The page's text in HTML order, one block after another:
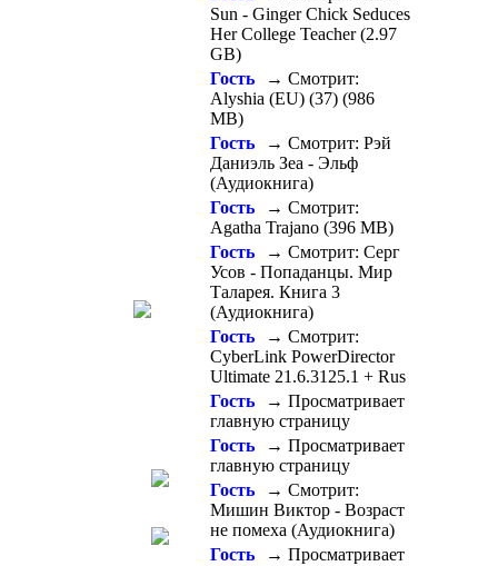
Sun - Ginger Chick Seduces
Her College Teacher (2.97
GB)
Гость
→ Смотрит:
Alyshia (EU) (37) (986
MB)
Гость
→ Смотрит: Рэй
Даниэль Зеа - Эльф
(Аудиокнига)
Гость
→ Смотрит:
Agatha Trajano (396 MB)
Гость
→ Смотрит: Серг
Усов - Попаданцы. Мир
Таларея. Книга 3
(Аудиокнига)
Гость
→ Смотрит:
CyberLink PowerDirector
Ultimate 21.6.3125.1 + Rus
Гость
→ Просматривает
главную страницу
Гость
→ Просматривает
главную страницу
Гость
→ Смотрит:
Мишин Виктор - Возраст
не помеха (Аудиокнига)
Гость
→ Просматривает